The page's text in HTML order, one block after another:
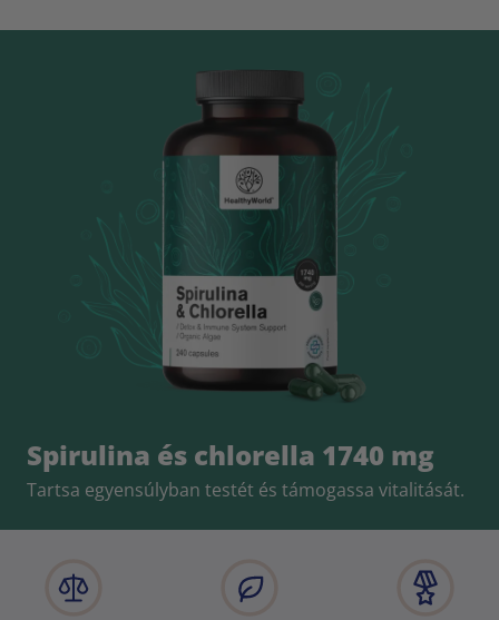
Spirulina és chlorella 1740 mg
Tartsa egyensúlyban testét és támogassa vitalitását.